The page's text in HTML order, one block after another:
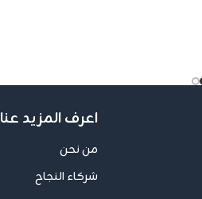
اعرف المزيد عنا
من نحن
شركاء النجاح